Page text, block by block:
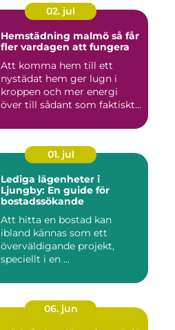
02. jul
Hemstädning malmö så får
fler vardagen att fungera
Att komma hem till ett
nystädat hem ger lugn i
kroppen och mer energi
över till sådant som faktiskt
01. jul
Lediga lägenheter i
Ljungby: En guide för
bostadssökande
Att hitta en bostad kan
ibland kännas som ett
överväldigande projekt,
speciellt i en ...
06. jun